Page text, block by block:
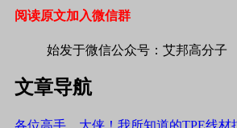
阅读原文加入微信群
始发于微信公众号：艾邦高分子
文章导航
各位高手、大侠！我所知道的TPE线材